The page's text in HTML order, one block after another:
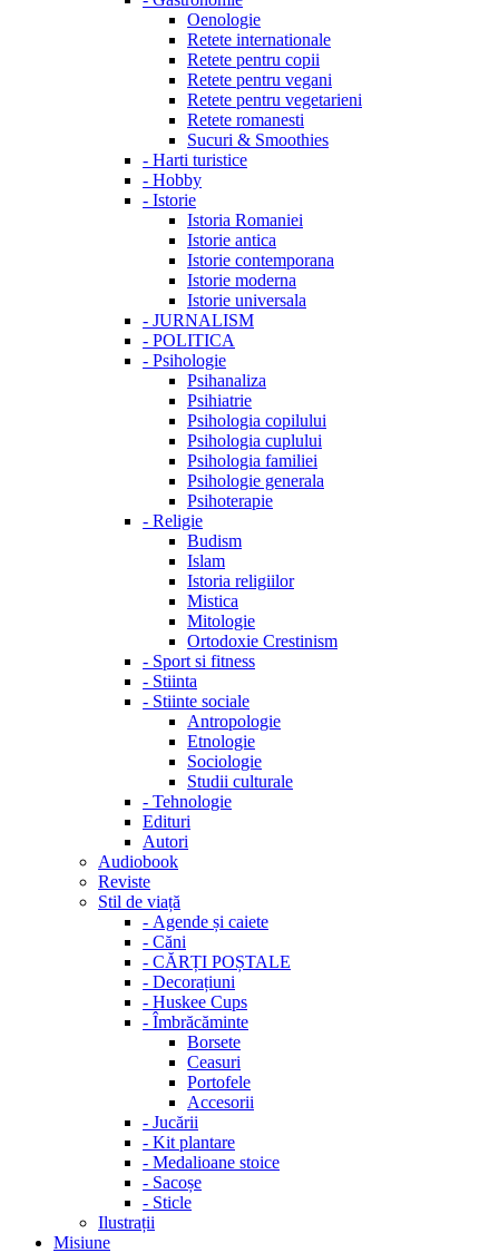
Oenologie
Retete internationale
Retete pentru copii
Retete pentru vegani
Retete pentru vegetarieni
Retete romanesti
Sucuri & Smoothies
- Harti turistice
- Hobby
- Istorie
Istoria Romaniei
Istorie antica
Istorie contemporana
Istorie moderna
Istorie universala
- JURNALISM
- POLITICA
- Psihologie
Psihanaliza
Psihiatrie
Psihologia copilului
Psihologia cuplului
Psihologia familiei
Psihologie generala
Psihoterapie
- Religie
Budism
Islam
Istoria religiilor
Mistica
Mitologie
Ortodoxie Crestinism
- Sport si fitness
- Stiinta
- Stiinte sociale
Antropologie
Etnologie
Sociologie
Studii culturale
- Tehnologie
Edituri
Autori
Audiobook
Reviste
Stil de viață
- Agende și caiete
- Căni
- CĂRȚI POȘTALE
- Decorațiuni
- Huskee Cups
- Îmbrăcăminte
Borsete
Ceasuri
Portofele
Accesorii
- Jucării
- Kit plantare
- Medalioane stoice
- Sacoșe
- Sticle
Ilustrații
Misiune